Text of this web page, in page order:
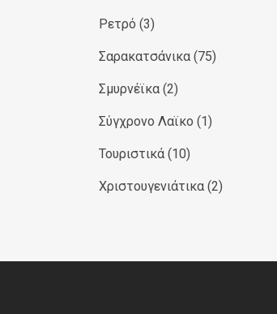
Ρετρό (3)
Σαρακατσάνικα (75)
Σμυρνέϊκα (2)
Σύγχρονο Λαϊκο (1)
Τουριστικά (10)
Χριστουγενιάτικα (2)